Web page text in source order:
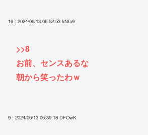
16 : 2024/06/13 06:52:53 kNfa9
>>8
お前、センスあるな
朝から笑ったわｗ
9 : 2024/06/13 06:39:18 DFOwK